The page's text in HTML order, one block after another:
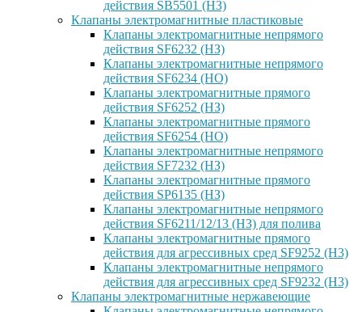
действия SB5501 (НЗ)
Клапаны электромагнитные пластиковые
Клапаны электромагнитные непрямого
действия SF6232 (НЗ)
Клапаны электромагнитные непрямого
действия SF6234 (НО)
Клапаны электромагнитные прямого
действия SF6252 (НЗ)
Клапаны электромагнитные прямого
действия SF6254 (НО)
Клапаны электромагнитные непрямого
действия SF7232 (НЗ)
Клапаны электромагнитные прямого
действия SP6135 (НЗ)
Клапаны электромагнитные непрямого
действия SF6211/12/13 (НЗ) для полива
Клапаны электромагнитные прямого
действия для агрессивных сред SF9252 (H3)
Клапаны электромагнитные непрямого
действия для агрессивных сред SF9232 (H3)
Клапаны электромагнитные нержавеющие